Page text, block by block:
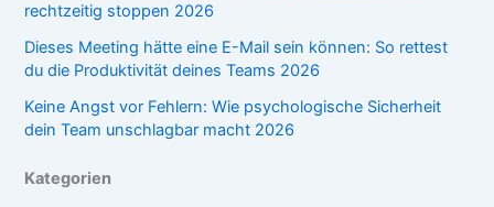
rechtzeitig stoppen 2026
Dieses Meeting hätte eine E-Mail sein können: So rettest
du die Produktivität deines Teams 2026
Keine Angst vor Fehlern: Wie psychologische Sicherheit
dein Team unschlagbar macht 2026
Kategorien